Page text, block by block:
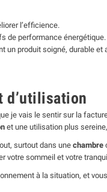
l’efficience.
de performance énergétique.
un produit soigné, durable
d’utilisation
je vais le sentir sur la
et une utilisation plus
surtout dans unechambre
votre sommeil et votre
à la situation, et